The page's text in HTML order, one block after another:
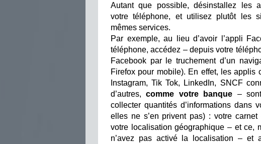
Autant que possible, désinstallez les
votre téléphone, et utilisez plutôt les
mêmes services.
Par exemple, au lieu d’avoir l’appli
téléphone, accédez – depuis votre
Facebook par le truchement d’un
Firefox pour mobile). En effet, les applis
Instagram, Tik Tok, LinkedIn, SNCF
d’autres,comme votre banque –
collecter quantités d’informations dans
elles ne s’en privent pas) : votre carnet
votre localisation géographique – et ce,
n’avez pas activé la localisation – et